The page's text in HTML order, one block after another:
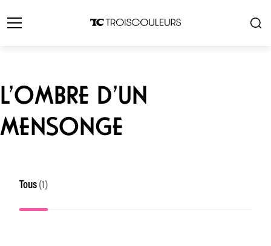
L’OMBRE D’UN
MENSONGE
Tous (1)